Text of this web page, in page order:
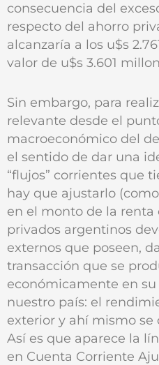
consecuencia del
respecto del ahorro
alcanzaría a los u$s
valor de u$s 3.601
Sin embargo, para
relevante desde el
macroeconómico del
el sentido de dar una
“flujos” corrientes que
hay que ajustarlo
en el monto de la renta
privados argentinos
externos que poseen,
transacción que se
económicamente en
nuestro país: el
exterior y ahí mismo se
Así es que aparece la
en Cuenta Corriente